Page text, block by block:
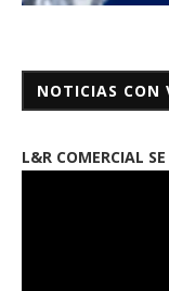
NOTICIAS CON
L&R COMERCIAL